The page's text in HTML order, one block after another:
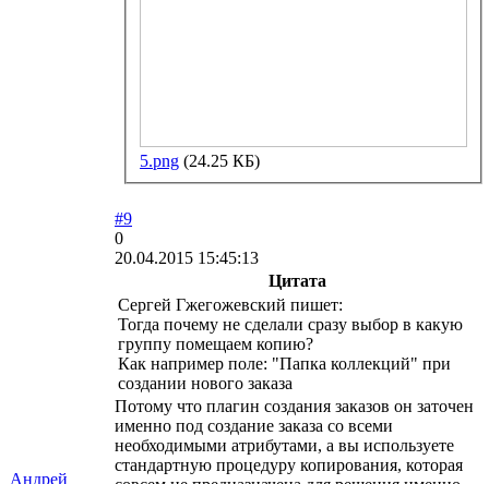
5.png (24.25 КБ)
Андрей
#9
0
20.04.2015 15:45:13
Цитата
Сергей Гжегожевский пишет:
Тогда почему не сделали сразу выбор в какую
группу помещаем копию?
Как например поле: "Папка коллекций" при
создании нового заказа
Потому что плагин создания заказов он заточен
именно под создание заказа со всеми
необходимыми атрибутами, а вы используете
стандартную процедуру копирования, которая